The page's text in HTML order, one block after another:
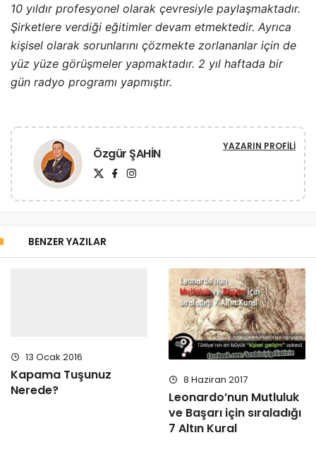
10 yıldır profesyonel olarak çevresiyle paylaşmaktadır.
Şirketlere verdiği eğitimler devam etmektedir. Ayrıca
kişisel olarak sorunlarını çözmekte zorlananlar için de
yüz yüze görüşmeler yapmaktadır. 2 yıl haftada bir
gün radyo programı yapmıştır.
Özgür ŞAHİN YAZARIN PROFILI
BENZER YAZILAR
13 Ocak 2016
Kapama Tuşunuz
Nerede?
8 Haziran 2017
Leonardo’nun Mutluluk
ve Başarı için sıraladığı
7 Altın Kural